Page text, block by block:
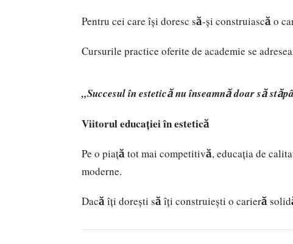
Pentru cei care își doresc să-și construiască o
Cursurile practice oferite de academie se
„Succesul în estetică nu înseamnă doar să
Viitorul educației în estetică
Pe o piață tot mai competitivă, educația de
moderne.
Dacă îți dorești să îți construiești o carieră